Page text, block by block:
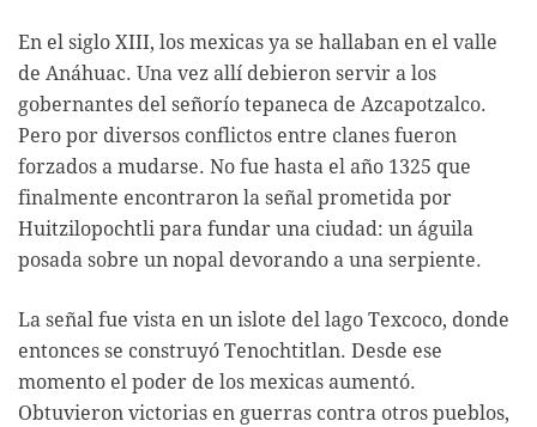
En el siglo XIII, los mexicas ya se hallaban en el valle
de Anáhuac. Una vez allí debieron servir a los
gobernantes del señorío tepaneca de Azcapotzalco.
Pero por diversos conflictos entre clanes fueron
forzados a mudarse. No fue hasta el año 1325 que
finalmente encontraron la señal prometida por
Huitzilopochtli para fundar una ciudad: un águila
posada sobre un nopal devorando a una serpiente.
La señal fue vista en un islote del lago Texcoco, donde
entonces se construyó Tenochtitlan. Desde ese
momento el poder de los mexicas aumentó.
Obtuvieron victorias en guerras contra otros pueblos,